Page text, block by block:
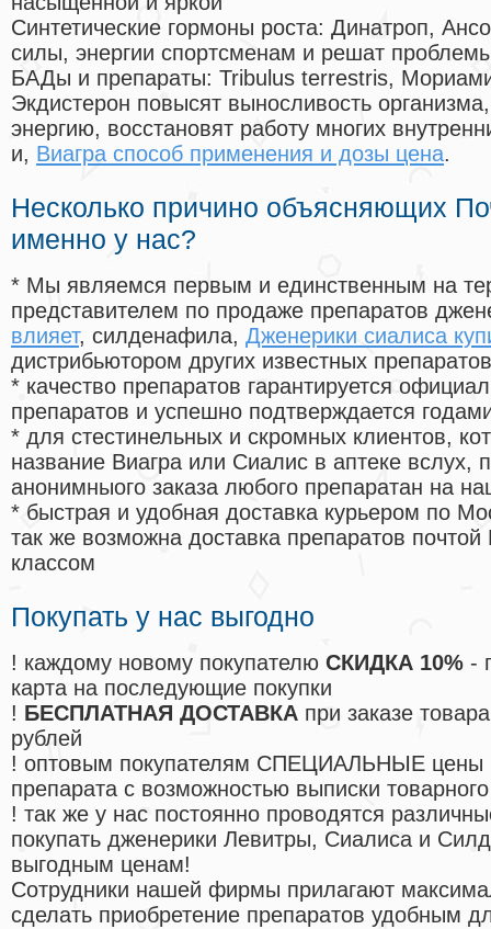
Синтетические гормоны роста: Динатроп,
силы, энергии спортсменам и решат
БАДы и препараты: Tribulus terrestris,
Экдистерон повысят выносливость
энергию, восстановят работу многих
и, Виагра способ применения и дозы цена.
Несколько причино объясняющих
именно у нас?
* Мы являемся первым и единственным на
представителем по продаже препаратов
влияет, силденафила, Дженерики сиалиса
дистрибьютором других известных препаратов
* качество препаратов гарантируется
препаратов и успешно подтверждается
* для стестинельных и скромных клиентов,
название Виагра или Сиалис в аптеке вслух,
анонимныого заказа любого препаратан на
* быстрая и удобная доставка курьером по
так же возможна доставка препаратов
классом
Покупать у нас выгодно
! каждому новому покупателю СКИДКА 10% -
карта на последующие покупки
! БЕСПЛАТНАЯ ДОСТАВКА при заказе
рублей
! оптовым покупателям СПЕЦИАЛЬНЫЕ цены
препарата с возможностью выписки
! так же у нас постоянно проводятся
покупать дженерики Левитры, Сиалиса и
выгодным ценам!
Cотрудники нашей фирмы прилагают
сделать приобретение препаратов удобным